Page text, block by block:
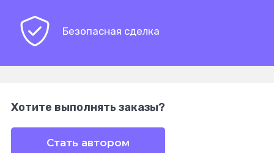
Безопасная сделка
Хотите выполнять заказы?
Стать автором